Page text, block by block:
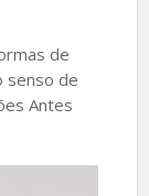
de
senso de
Antes